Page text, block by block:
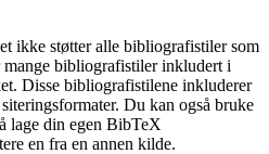
ikke støtter alle bibliografistiler som
bibliografistiler inkludert i
Disse bibliografistilene inkluderer
Du kan også bruke
lage din egen BibTeX
en fra en annen kilde.